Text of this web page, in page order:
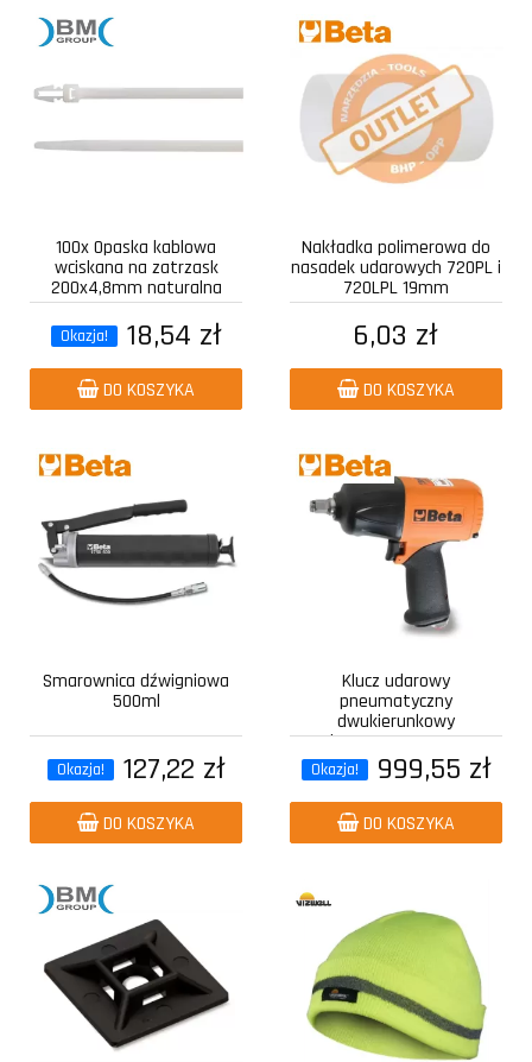
100x Opaska kablowa
wciskana na zatrzask
200x4,8mm naturalna
Okazja! 18,54 zł
DO KOSZYKA
Nakładka polimerowa do
nasadek udarowych 720PL i
720LPL 19mm
6,03 zł
DO KOSZYKA
Smarownica dźwigniowa
500ml
Okazja! 127,22 zł
DO KOSZYKA
Klucz udarowy
pneumatyczny
dwukierunkowy
kompozytowy z...
Okazja! 999,55 zł
DO KOSZYKA